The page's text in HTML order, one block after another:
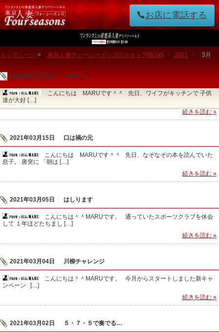
お店に電話する
トップページ > 東京人妻フォーシーズンズのスタッフBLOG > 2021 > 3月
2021年03月23日 ぺやんぐ
こんにちは MARUです＾＾ 先日、ワイフがキッチンで 子供
達が大好 […]
続きを読む »
2021年03月15日 口は禍の元
こんにちは MARUです＾＾ 先日、なぞなぞの本を読んでいた
息子。 唐突に 「朝は […]
続きを読む »
2021年03月05日 はしります
こんにちは＾＾MARUです。 通っていたスポーツクラブを休会
して １年ほどたちまし […]
続きを読む »
2021年03月04日 川柳チャレンジ
こんにちは＾＾MARUです。 今月からスタートしました新キャ
ンペーン […]
続きを読む »
2021年03月02日 ５・７・５で奏でる…